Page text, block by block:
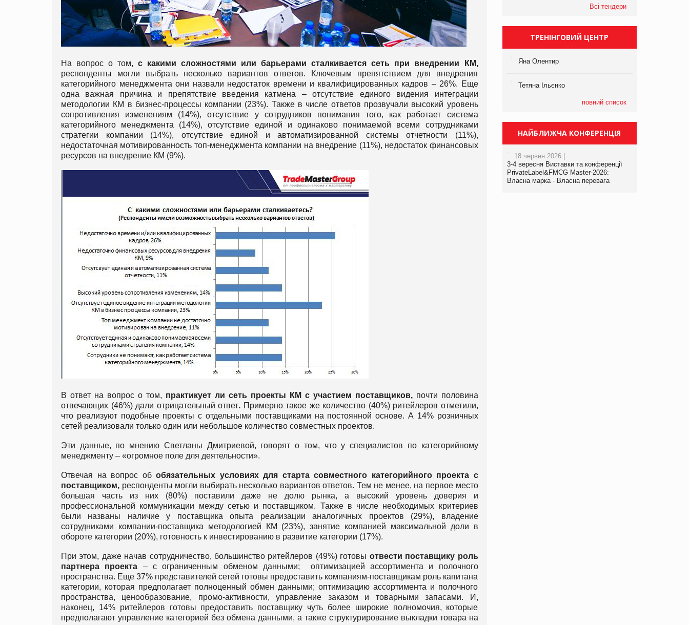
На вопрос о том, с какими сложностями или барьерами сталкивается сеть при внедрении КМ,
респонденты могли выбрать несколько вариантов ответов. Ключевым препятствием для внедрения
категорийного менеджмента они назвали недостаток времени и квалифицированных кадров – 26%. Еще
одна важная причина и препятствие введения катмена – отсутствие единого видения интеграции
методологии КМ в бизнес-процессы компании (23%). Также в числе ответов прозвучали высокий уровень
сопротивления изменениям (14%), отсутствие у сотрудников понимания того, как работает система
категорийного менеджмента (14%), отсутствие единой и одинаково понимаемой всеми сотрудниками
стратегии компании (14%), отсутствие единой и автоматизированной системы отчетности (11%),
недостаточная мотивированность топ-менеджмента компании на внедрение (11%), недостаток финансовых
ресурсов на внедрение КМ (9%).
В ответ на вопрос о том, практикует ли сеть проекты КМ с участием поставщиков, почти половина
отвечающих (46%) дали отрицательный ответ. Примерно такое же количество (40%) ритейлеров отметили,
что реализуют подобные проекты с отдельными поставщиками на постоянной основе. А 14% розничных
сетей реализовали только один или небольшое количество совместных проектов.
Эти данные, по мнению Светланы Дмитриевой, говорят о том, что у специалистов по категорийному
менеджменту – «огромное поле для деятельности».
Отвечая на вопрос обобязательных условиях для старта совместного категорийного проекта с
поставщиком, респонденты могли выбирать несколько вариантов ответов. Тем не менее, на первое место
большая часть из них (80%) поставили даже не долю рынка, а высокий уровень доверия и
профессиональной коммуникации между сетью и поставщиком. Также в числе необходимых критериев
были названы наличие у поставщика опыта реализации аналогичных проектов (29%), владение
сотрудниками компании-поставщика методологией КМ (23%), занятие компанией максимальной доли в
обороте категории (20%), готовность к инвестированию в развитие категории (17%).
При этом, даже начав сотрудничество, большинство ритейлеров (49%) готовы отвести поставщику роль
партнера проекта – с ограниченным обменом данными; оптимизацией ассортимента и полочного
пространства. Еще 37% представителей сетей готовы предоставить компаниям-поставщикам роль капитана
категории, которая предполагает полноценный обмен данными; оптимизацию ассортимента и полочного
пространства, ценообразование, промо-активности, управление заказом и товарными запасами. И,
наконец, 14% ритейлеров готовы предоставить поставщику чуть более широкие полномочия, которые
предполагают управление категорией без обмена данными, а также структурирование выкладки товара на
Всі тендери
ТРЕНІНГОВИЙ ЦЕНТР
Яна Олентир
Тетяна Ільєнко
повний список
НАЙБЛИЖЧА КОНФЕРЕНЦІЯ
18 червня 2026 |
3-4 вересня Виставки та конференції
PrivateLabel&FMCG Master-2026:
Власна марка - Власна перевага